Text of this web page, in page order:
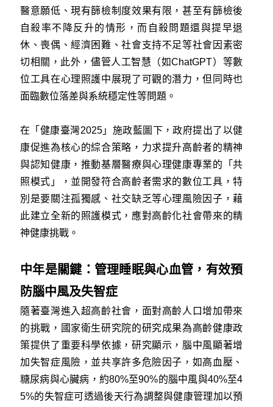
醫意願低、現有篩檢制度效果有限，甚至有篩檢後
自殺率不降反升的情形，而自殺問題還與提早退
休、喪偶、經濟困難、社會支持不足等社會因素密
切相關，此外，儘管人工智慧（如ChatGPT）等數
位工具在心理照護中展現了可觀的潛力，但同時也
面臨數位落差與系統穩定性等問題。
在「健康臺灣2025」施政藍圖下，政府提出了以健
康促進為核心的綜合策略，力求提升高齡者的精神
與認知健康，推動基層醫療與心理健康專業的「共
照模式」，並開發符合高齡者需求的數位工具，特
別是要關注孤獨感、社交缺乏等心理風險因子，藉
此建立全新的照護模式，應對高齡化社會帶來的精
神健康挑戰。
中年是關鍵：管理睡眠與心血管，有效預
防腦中風及失智症
隨著臺灣進入超高齡社會，面對高齡人口增加帶來
的挑戰，國家衛生研究院的研究成果為高齡健康政
策提供了重要科學依據，研究顯示，腦中風顯著增
加失智症風險，並共享許多危險因子，如高血壓、
糖尿病與心臟病，約80%至90%的腦中風與40%至4
5%的失智症可透過後天行為調整與健康管理加以預